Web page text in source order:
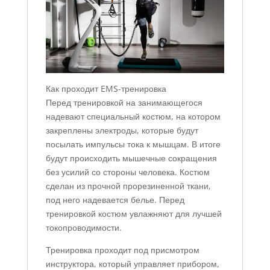
Как проходит EMS-тренировка
Перед тренировкой на занимающегося
надевают специальный костюм, на котором
закреплены электроды, которые будут
посылать импульсы тока к мышцам. В итоге
будут происходить мышечные сокращения
без усилий со стороны человека. Костюм
сделан из прочной прорезиненной ткани,
под него надевается белье. Перед
тренировкой костюм увлажняют для лучшей
токопроводимости.
Тренировка проходит под присмотром
инструктора, который управляет прибором,